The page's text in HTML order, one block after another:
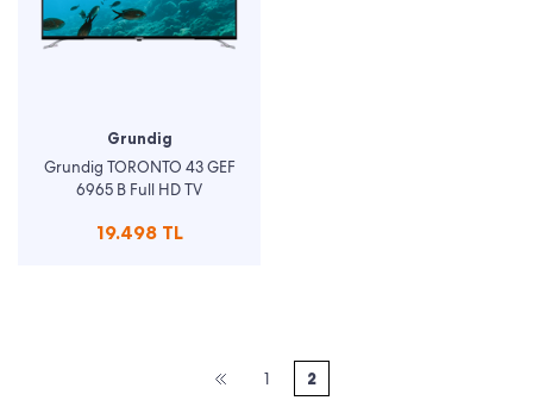
Grundig
Grundig TORONTO 43 GEF
6965 B Full HD TV
19.498 TL
1 2